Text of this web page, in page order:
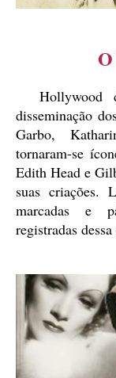
Hollywood
disseminação
Garbo,
tornaram-se
Edith Head e
suas criações.
marcadas e
registradas dessa